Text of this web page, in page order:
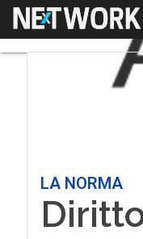
Menu
LA NORMA